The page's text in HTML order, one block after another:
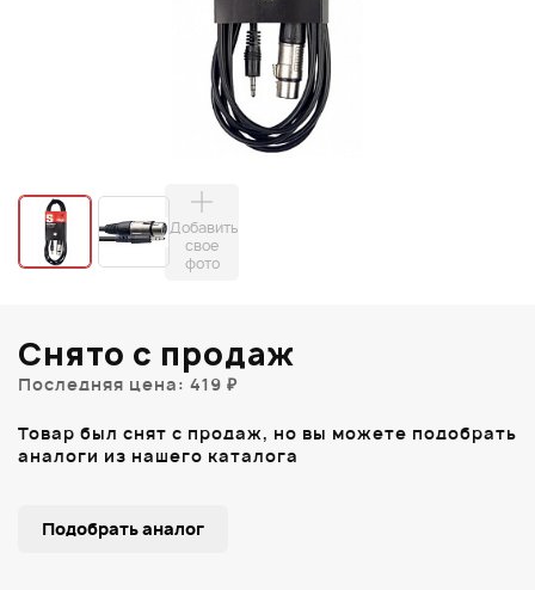
Добавить
свое
фото
Снято с продаж
Последняя цена: 419 ₽
Товар был снят с продаж, но вы можете подобрать
аналоги из нашего каталога
Подобрать аналог